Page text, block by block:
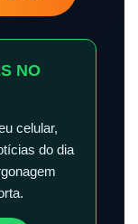
NO
celular,
do dia